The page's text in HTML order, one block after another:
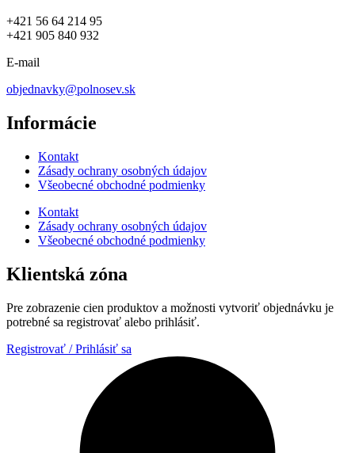
+421 56 64 214 95
+421 905 840 932
E-mail
objednavky@polnosev.sk
Informácie
Kontakt
Zásady ochrany osobných údajov
Všeobecné obchodné podmienky
Kontakt
Zásady ochrany osobných údajov
Všeobecné obchodné podmienky
Klientská zóna
Pre zobrazenie cien produktov a možnosti vytvoriť objednávku je
potrebné sa registrovať alebo prihlásiť.
Registrovať / Prihlásiť sa